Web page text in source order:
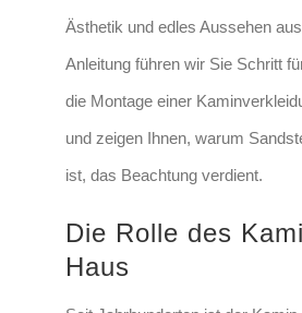
Ästhetik und edles Aussehen
Anleitung führen wir Sie Schritt
die Montage einer
und zeigen Ihnen, warum
ist, das Beachtung verdient.
Die Rolle des
Haus